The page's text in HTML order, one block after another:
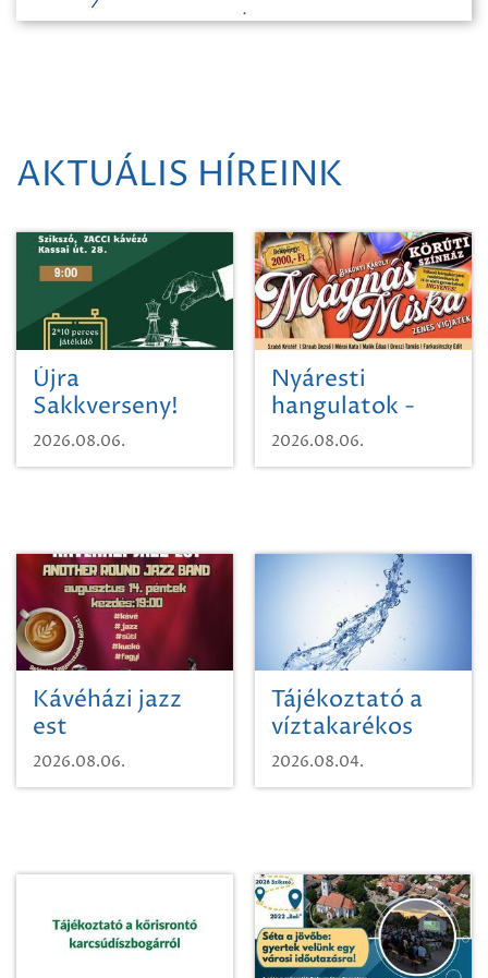
AKTUÁLIS HÍREINK
Újra
Sakkverseny!
2026.08.06.
Nyáresti
hangulatok -
Mágnás Miska
2026.08.06.
Kávéházi jazz
est
2026.08.06.
Tájékoztató a
víztakarékos
vízhasználatról
2026.08.04.